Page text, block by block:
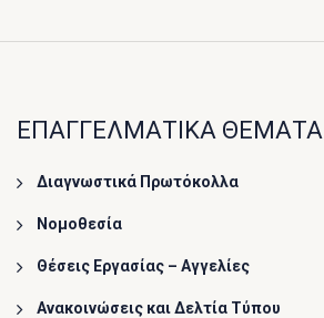
ΕΠΑΓΓΕΛΜΑΤΙΚΑ ΘΕΜΑΤΑ
Διαγνωστικά Πρωτόκολλα
Νομοθεσία
Θέσεις Εργασίας – Αγγελίες
Ανακοινώσεις και Δελτία Τύπου